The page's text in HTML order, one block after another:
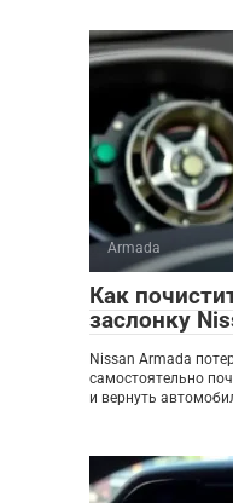
Armada
Как
заслонку
Nissan Armada
самостоятельно
и вернуть